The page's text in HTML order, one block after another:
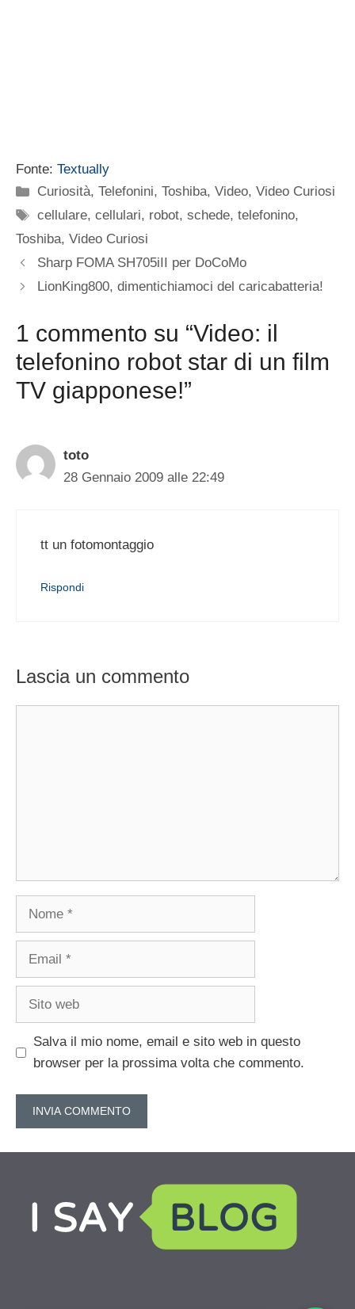
Fonte: Textually
Categorie
Curiosità,Telefonini,Toshiba,Video,Video Curiosi
Tag
cellulare,cellulari, robot,schede,telefonino,
Toshiba, Video Curiosi
Sharp FOMA SH705iII per DoCoMo
LionKing800, dimentichiamoci del caricabatteria!
1 commento su “Video: il
telefonino robot star di un film
TV giapponese!”
toto
28 Gennaio 2009 alle 22:49
tt un fotomontaggio
Rispondi
Lascia un commento
Nome
Email
Sito
Salva il mio nome, email e sito web in questo
browser per la prossima volta che commento.